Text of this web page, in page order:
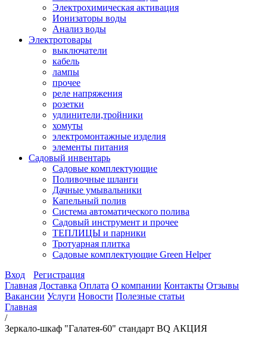
Электрохимическая активация
Ионизаторы воды
Анализ воды
Электротовары
выключатели
кабель
лампы
прочее
реле напряжения
розетки
удлинители,тройники
хомуты
электромонтажные изделия
элементы питания
Садовый инвентарь
Садовые комплектующие
Поливочные шланги
Дачные умывальники
Капельный полив
Система автоматического полива
Садовый инструмент и прочее
ТЕПЛИЦЫ и парники
Тротуарная плитка
Садовые комплектующие Green Helper
Вход
Регистрация
Главная Доставка Оплата О компании Контакты Отзывы
Вакансии Услуги Новости Полезные статьи
Главная
/
Зеркало-шкаф "Галатея-60" стандарт BQ АКЦИЯ